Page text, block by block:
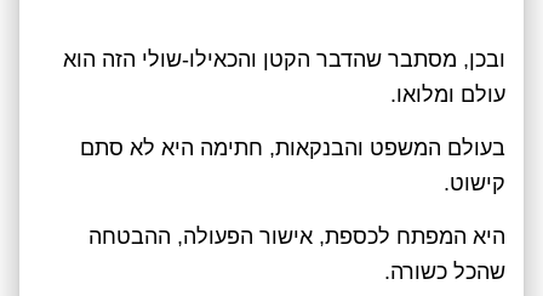
ובכן, מסתבר שהדבר הקטן והכאילו-שולי הזה הוא
עולם ומלואו.
בעולם המשפט והבנקאות, חתימה היא לא סתם
קישוט.
היא המפתח לכספת, אישור הפעולה, ההבטחה
שהכל כשורה.